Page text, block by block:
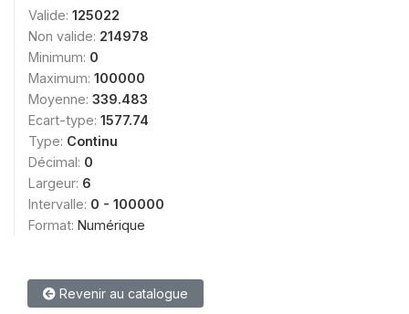
Valide: 125022
Non valide: 214978
Minimum: 0
Maximum: 100000
Moyenne: 339.483
Ecart-type: 1577.74
Type: Continu
Décimal: 0
Largeur: 6
Intervalle: 0 - 100000
Format: Numérique
Revenir au catalogue